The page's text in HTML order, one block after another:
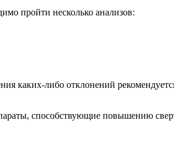
пройти несколько анализов:
каких-либо отклонений
способствующие повышению